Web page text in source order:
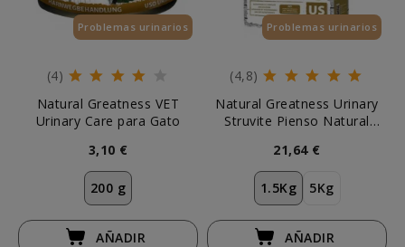
Esenciales
Problemas urinarios
(4)
Natural Greatness VET
Urinary Care para Gato
3,10 €
200 g
AÑADIR
Problemas urinarios
(4,8)
Natural Greatness Urinary
Struvite Pienso Natural
21,64 €
1.5Kg 5Kg
AÑADIR